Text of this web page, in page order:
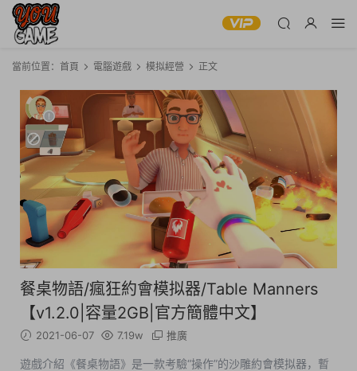
當前位置： 首頁 電腦遊戲 模拟經營 正文
餐桌物語/瘋狂約會模拟器/Table Manners
【v1.2.0|容量2GB|官方簡體中文】
2021-06-07 7.19w 推廣
遊戲介紹《餐桌物語》是一款考驗“操作”的沙雕約會模拟器，暫